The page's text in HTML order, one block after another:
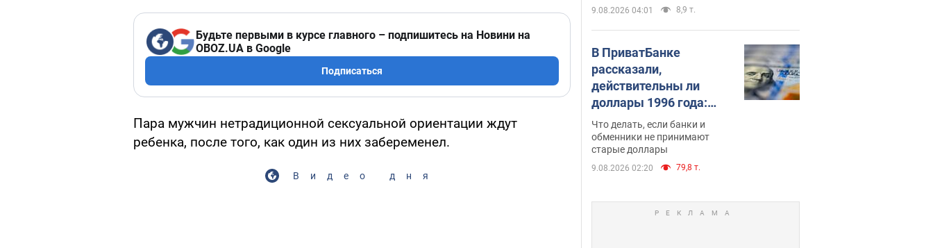
Будьте первыми в курсе главного – подпишитесь на Новини на
OBOZ.UA в Google
Подписаться
Пара мужчин нетрадиционной сексуальной ориентации ждут
ребенка, после того, как один из них забеременел.
Видео дня
9.08.2026 04:01 8,9 т.
В ПриватБанке
рассказали,
действительны ли
доллары 1996 года:
принимают ли
обменники и банки
такие купюры
Что делать, если банки и
обменники не принимают
старые доллары
9.08.2026 02:20 79,8 т.